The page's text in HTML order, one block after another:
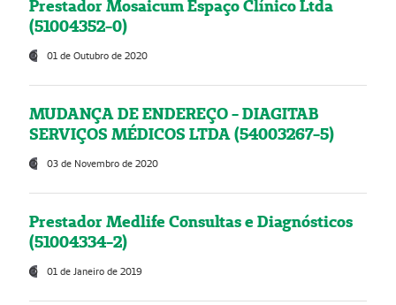
Prestador Mosaicum Espaço Clínico Ltda
(51004352-0)
01 de Outubro de 2020
MUDANÇA DE ENDEREÇO - DIAGITAB
SERVIÇOS MÉDICOS LTDA (54003267-5)
03 de Novembro de 2020
Prestador Medlife Consultas e Diagnósticos
(51004334-2)
01 de Janeiro de 2019